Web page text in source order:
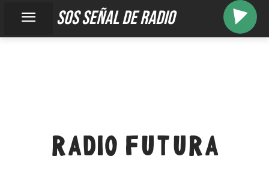
sos señal de radio
RADIO FUTURA